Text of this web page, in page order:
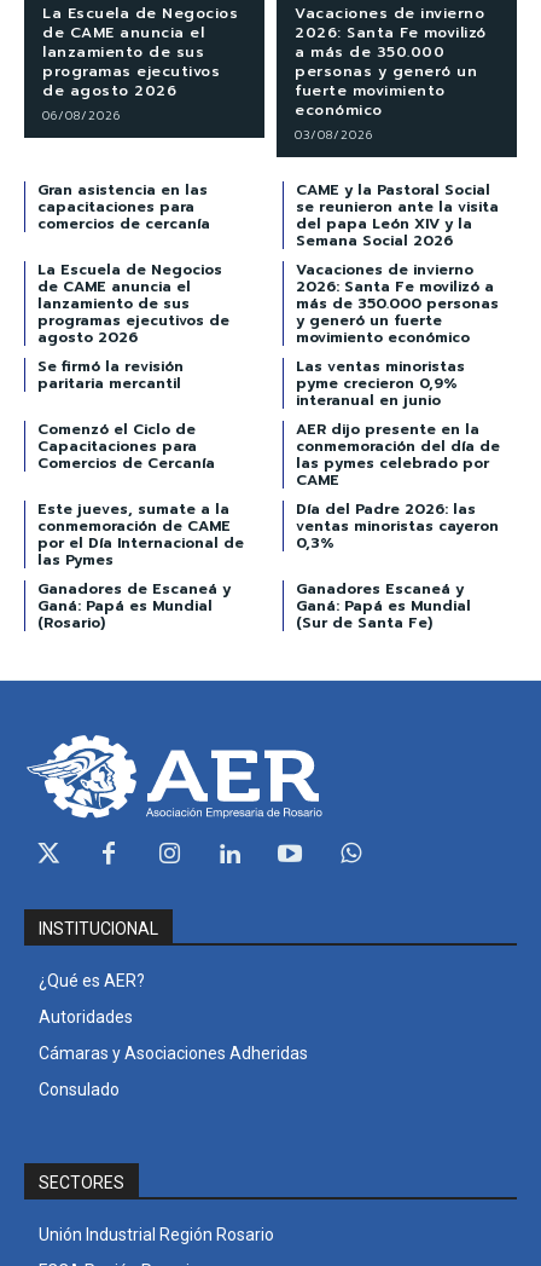
La Escuela de Negocios
de CAME anuncia el
lanzamiento de sus
programas ejecutivos
de agosto 2026
06/08/2026
Vacaciones de invierno
2026: Santa Fe movilizó
a más de 350.000
personas y generó un
fuerte movimiento
económico
03/08/2026
Gran asistencia en las
capacitaciones para
comercios de cercanía
CAME y la Pastoral Social
se reunieron ante la visita
del papa León XIV y la
Semana Social 2026
La Escuela de Negocios
de CAME anuncia el
lanzamiento de sus
programas ejecutivos de
agosto 2026
Vacaciones de invierno
2026: Santa Fe movilizó a
más de 350.000 personas
y generó un fuerte
movimiento económico
Se firmó la revisión
paritaria mercantil
Las ventas minoristas
pyme crecieron 0,9%
interanual en junio
Comenzó el Ciclo de
Capacitaciones para
Comercios de Cercanía
AER dijo presente en la
conmemoración del día de
las pymes celebrado por
CAME
Este jueves, sumate a la
conmemoración de CAME
por el Día Internacional de
las Pymes
Día del Padre 2026: las
ventas minoristas cayeron
0,3%
Ganadores de Escaneá y
Ganá: Papá es Mundial
(Rosario)
Ganadores Escaneá y
Ganá: Papá es Mundial
(Sur de Santa Fe)
INSTITUCIONAL
¿Qué es AER?
Autoridades
Cámaras y Asociaciones Adheridas
Consulado
SECTORES
Unión Industrial Región Rosario